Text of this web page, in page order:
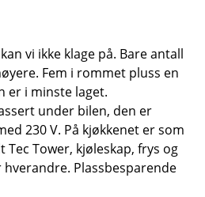
vi ikke klage på. Bare antall
Fem i rommet pluss en
er i minste laget.
under bilen, den er
230 V. På kjøkkenet er som
Tower, kjøleskap, frys og
Plassbesparende